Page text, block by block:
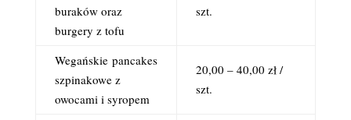
buraków oraz
burgery z tofu
szt.
Wegańskiepancakes
szpinakowe z
owocami i syropem
20,00 – 40,00 zł /
szt.